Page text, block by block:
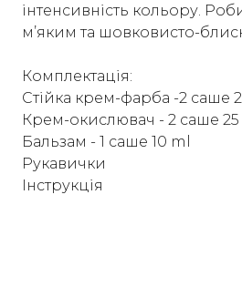
інтенсивність кольору.
м’яким та шовковисто-
Комплектація:
Стійка крем-фарба -2 саше
Крем-окислювач - 2 саше 25
Бальзам - 1 саше 10 ml
Рукавички
Інструкція